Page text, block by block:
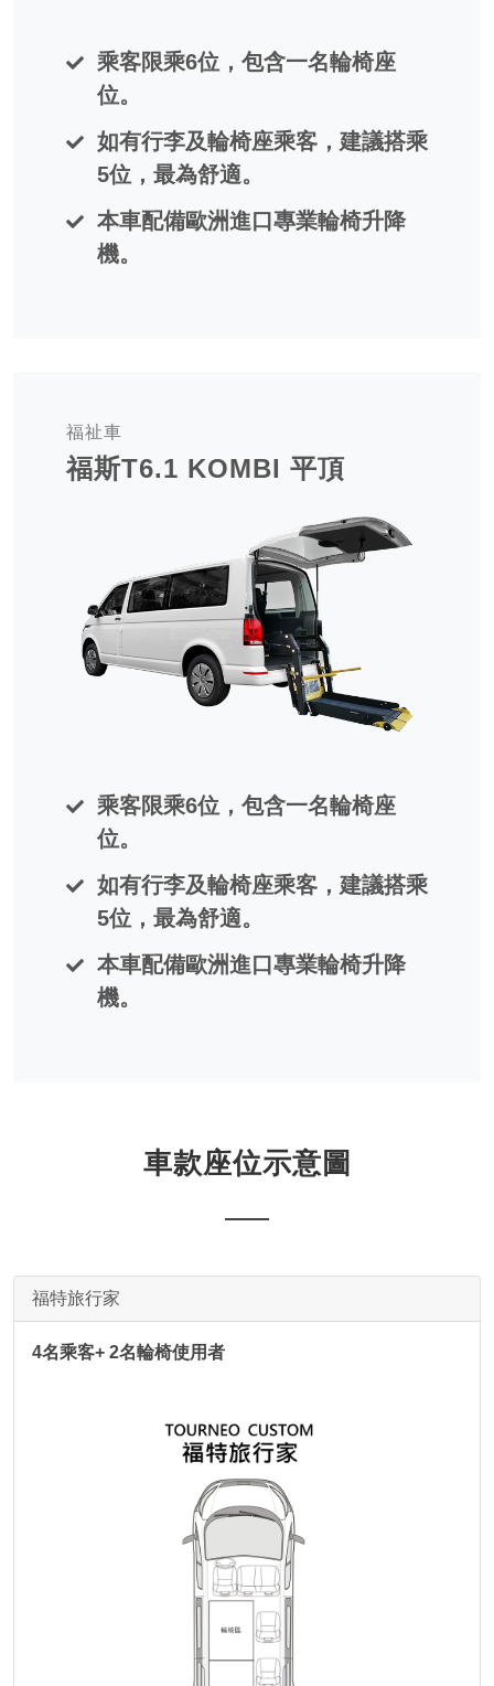
乘客限乘6位，包含一名輪椅座
位。
如有行李及輪椅座乘客，建議搭乘
5位，最為舒適。
本車配備歐洲進口專業輪椅升降
機。
福祉車
福斯T6.1 KOMBI 平頂
乘客限乘6位，包含一名輪椅座
位。
如有行李及輪椅座乘客，建議搭乘
5位，最為舒適。
本車配備歐洲進口專業輪椅升降
機。
車款座位示意圖
福特旅行家
4名乘客+ 2名輪椅使用者